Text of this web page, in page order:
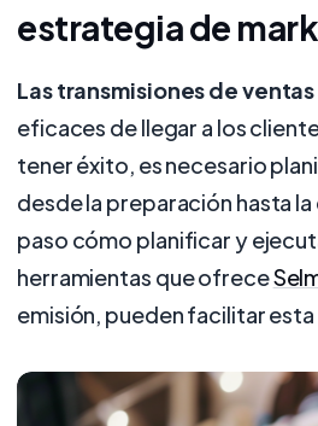
estrategia de
Las transmisiones de ventas
eficaces de llegar a los
tener éxito, es necesario
desde la preparación hasta
paso cómo planificar y
herramientas que ofrece
emisión, pueden facilitar esta